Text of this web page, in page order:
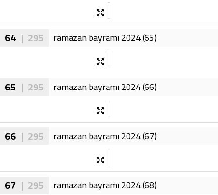
64 | 295 ramazan bayramı 2024 (65)
65 | 295 ramazan bayramı 2024 (66)
66 | 295 ramazan bayramı 2024 (67)
67 | 295 ramazan bayramı 2024 (68)